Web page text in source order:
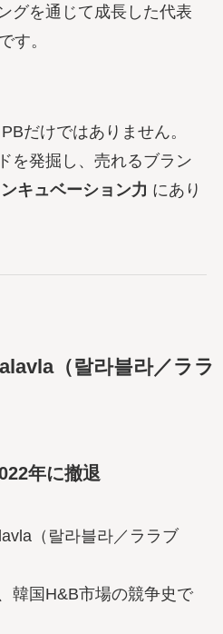
グを通じて成長した代表
す。
だけではありません。
を発掘し、売れるブラン
キュベーション力 にあり
（랄라블라／ララ
年に撤退
（랄라블라／ララブ
韓国H&B市場の競争史で